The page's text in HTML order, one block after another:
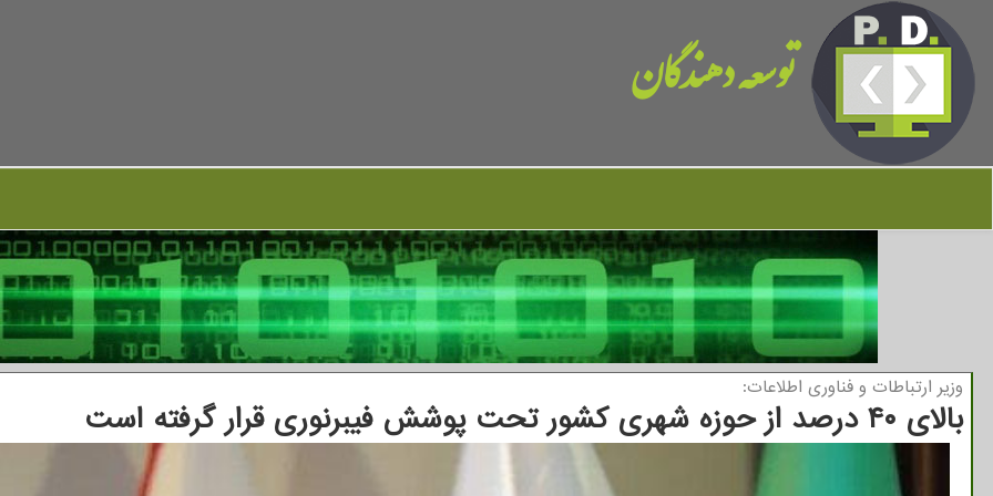
توسعه دهندگان
وزیر ارتباطات و فناوری اطلاعات:
بالای ۴۰ درصد از حوزه شهری کشور تحت پوشش فیبرنوری قرار گرفته است